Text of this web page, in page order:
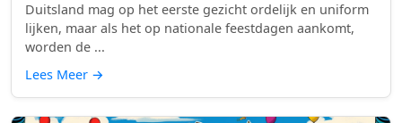
Duitsland mag op het eerste gezicht ordelijk en uniform
lijken, maar als het op nationale feestdagen aankomt,
worden de ...
Lees Meer →